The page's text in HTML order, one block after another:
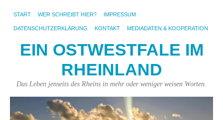
START WER SCHREIBT HIER? IMPRESSUM
DATENSCHUTZERKLÄRUNG KONTAKT MEDIADATEN & KOOPERATION
EIN OSTWESTFALE IM
RHEINLAND
Das Leben jenseits des Rheins in mehr oder weniger weisen Worten.